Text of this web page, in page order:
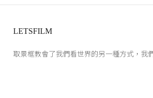
LETSFILM
取景框教會了我們看世界的另一種方式，我